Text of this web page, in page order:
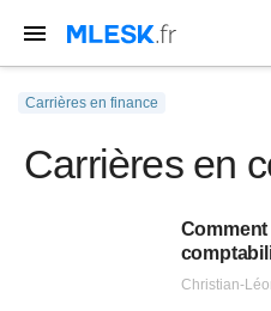
Carrières en finance
Carrières en
Christian-